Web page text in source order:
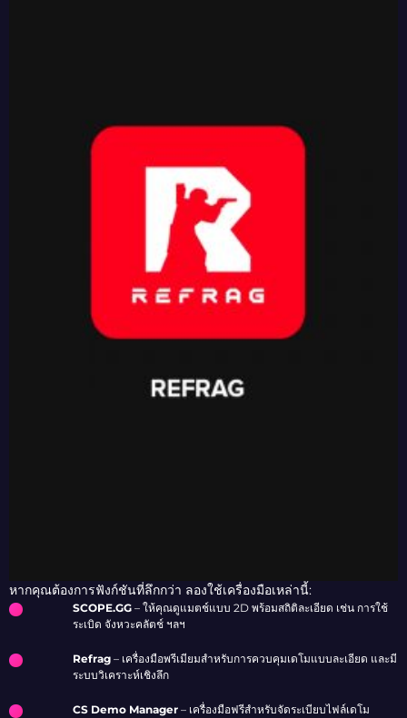
หากคุณต้องการฟังก์ชันที่ลึกกว่า ลองใช้เครื่องมือเหล่านี้:
SCOPE.GG – ให้คุณดูแมตช์แบบ 2D พร้อมสถิติละเอียด เช่น การใช้
ระเบิด จังหวะคลัตช์ ฯลฯ
Refrag – เครื่องมือพรีเมียมสำหรับการควบคุมเดโมแบบละเอียด และมี
ระบบวิเคราะห์เชิงลึก
CS Demo Manager – เครื่องมือฟรีสำหรับจัดระเบียบไฟล์เดโม